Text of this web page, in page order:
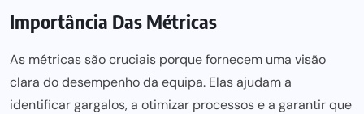
Importância Das Métricas
As métricas são cruciais porque fornecem uma visão
clara do desempenho da equipa. Elas ajudam a
identificar gargalos, a otimizar processos e a garantir que